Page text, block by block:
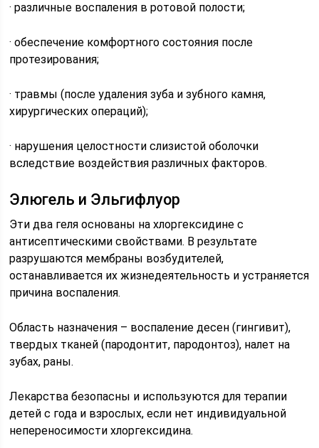
· различные воспаления в ротовой полости;
· обеспечение комфортного состояния после
протезирования;
· травмы (после удаления зуба и зубного камня,
хирургических операций);
· нарушения целостности слизистой оболочки
вследствие воздействия различных факторов.
Элюгель и Эльгифлуор
Эти два геля основаны на хлоргексидине с
антисептическими свойствами. В результате
разрушаются мембраны возбудителей,
останавливается их жизнедеятельность и устраняется
причина воспаления.
Область назначения – воспаление десен (гингивит),
твердых тканей (пародонтит, пародонтоз), налет на
зубах, раны.
Лекарства безопасны и используются для терапии
детей с года и взрослых, если нет индивидуальной
непереносимости хлоргексидина.